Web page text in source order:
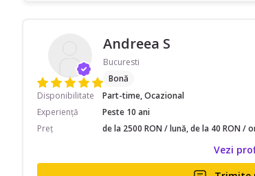
Andreea S
Bucuresti
Bonă
Disponibilitate
Part-time, Ocazional
Experiență
Peste 10 ani
Preț
de la 2500 RON / lună, de la 40 RON /
Vezi